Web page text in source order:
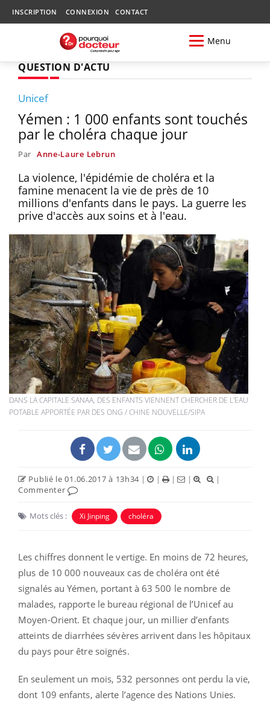
INSCRIPTION CONNEXION CONTACT
Menu
QUESTION D'ACTU
Unicef
Yémen : 1 000 enfants sont touchés
par le choléra chaque jour
Par Anne-Laure Lebrun
La violence, l'épidémie de choléra et la
famine menacent la vie de près de 10
millions d'enfants dans le pays. La guerre les
prive d'accès aux soins et à l'eau.
DANS LA CAPITALE SANAA, DES ENFANTS VIENNENT CHERCHER DE L'EAU
POTABLE APPORTÉE PAR DES ONG / CHINE NOUVELLE/SIPA
Publié le 01.06.2017 à 13h34 | | | |
|
Commenter
Mots clés : Xi Jinping choléra
Les chiffres donnent le vertige. En moins de 72 heures,
plus de 10 000 nouveaux cas de choléra ont été
signalés au Yémen, portant à 63 500 le nombre de
malades, rapporte le bureau régional de l’Unicef au
Moyen-Orient. Et chaque jour, un millier d’enfants
atteints de diarrhées sévères arrivent dans les hôpitaux
du pays pour être soignés.
En seulement un mois, 532 personnes ont perdu la vie,
dont 109 enfants, alerte l’agence des Nations Unies.